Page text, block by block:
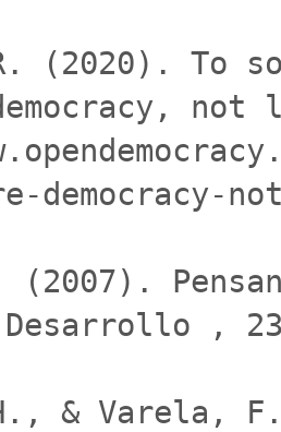
(2020). To
democracy-
Desarrollo ,
& Varela,